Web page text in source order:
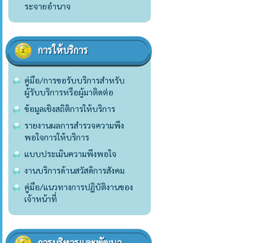
ระจายอำนาจ
การให้บริการ
คู่มือ/การขอรับบริการสำหรับ
ผู้รับบริการหรือผู้มาติดต่อ
ข้อมูลเชิงสถิติการให้บริการ
รายงานผลการสำรวจความพึง
พอใจการให้บริการ
แบบประเมินความพึงพอใจ
งานบริการด้านสวัสดิการสังคม
คู่มือ/แนวทางการปฏิบัติงานของ
เจ้าหน้าที่